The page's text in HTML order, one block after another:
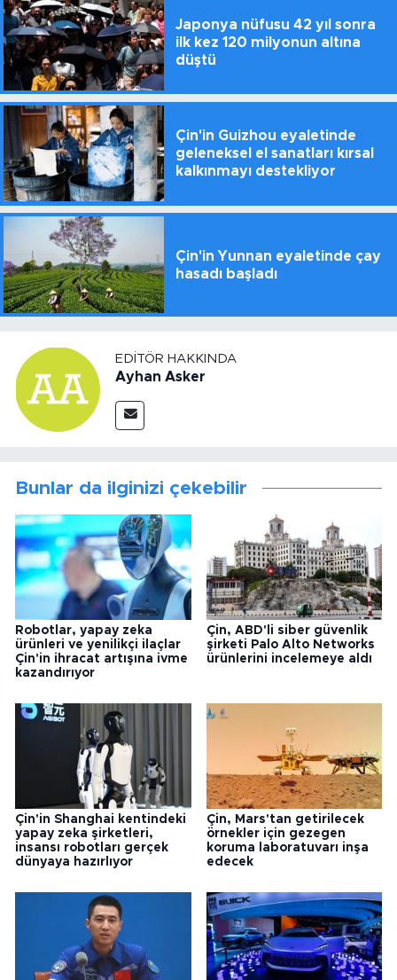
Japonya nüfusu 42 yıl sonra
ilk kez 120 milyonun altına
düştü
Çin'in Guizhou eyaletinde
geleneksel el sanatları kırsal
kalkınmayı destekliyor
Çin'in Yunnan eyaletinde çay
hasadı başladı
EDITÖR HAKKINDA
Ayhan Asker
Bunlar da ilginizi çekebilir
Robotlar, yapay zeka
ürünleri ve yenilikçi ilaçlar
Çin'in ihracat artışına ivme
kazandırıyor
Çin, ABD'li siber güvenlik
şirketi Palo Alto Networks
ürünlerini incelemeye aldı
Çin'in Shanghai kentindeki
yapay zeka şirketleri,
insansı robotları gerçek
dünyaya hazırlıyor
Çin, Mars'tan getirilecek
örnekler için gezegen
koruma laboratuvarı inşa
edecek